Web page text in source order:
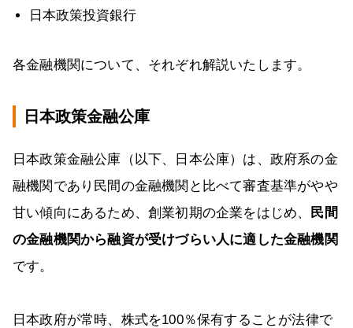
日本政策投資銀行
各金融機関について、それぞれ解説いたします。
日本政策金融公庫
日本政策金融公庫（以下、日本公庫）は、政府系の金
融機関であり民間の金融機関と比べて審査基準がやや
甘い傾向にあるため、創業初期の企業をはじめ、 民間
の金融機関から融資が受けづらい人に適した金融機関
です。
日本政府が常時、株式を100％保有することが法律で